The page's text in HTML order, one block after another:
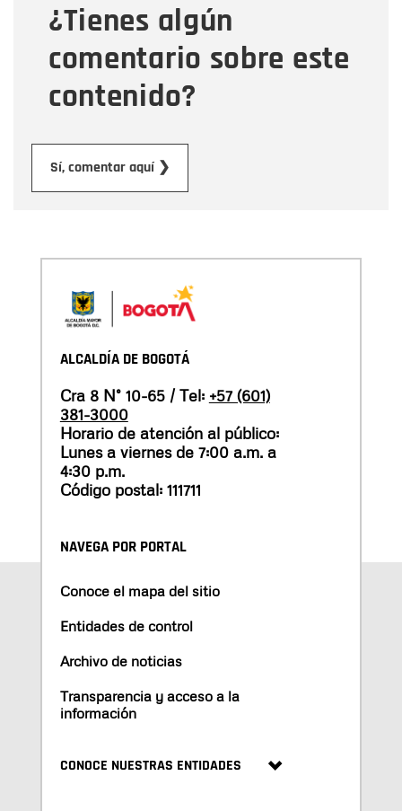
¿Tienes algún
comentario sobre este
contenido?
Sí, comentar aquí ❯
Mensaje
ALCALDÍA DE BOGOTÁ
Cra 8 N° 10-65 / Tel: +57 (601)
381-3000
Horario de atención al público:
Lunes a viernes de 7:00 a.m. a
4:30 p.m.
Código postal: 111711
NAVEGA POR PORTAL
Conoce el mapa del sitio
Entidades de control
Archivo de noticias
Transparencia y acceso a la
información
CONOCE NUESTRAS ENTIDADES